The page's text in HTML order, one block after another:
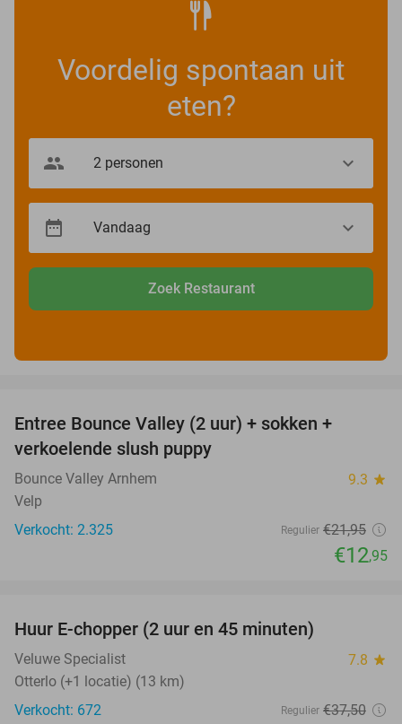
Voordelig spontaan uit
eten?
Zoek Restaurant
Entree Bounce Valley (2 uur) + sokken +
verkoelende slush puppy
Bounce Valley Arnhem 9.3 star
Velp
Verkocht: 2.325
Regulier €21,95
€12,95
Huur E-chopper (2 uur en 45 minuten)
Veluwe Specialist 7.8 star
Otterlo (+1 locatie) (13 km)
Verkocht: 672
Regulier €37,50